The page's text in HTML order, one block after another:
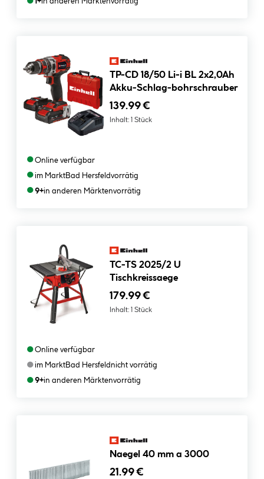
1+ in anderen Märktenvorrätig
TP-CD 18/50 Li-i BL 2x2,0Ah
Akku-Schlag-bohrschrauber
139.99 €
Inhalt: 1 Stück
●Online verfügbar
●im MarktBad Hersfeldvorrätig
●9+in anderen Märktenvorrätig
TC-TS 2025/2 U
Tischkreissaege
179.99 €
Inhalt: 1 Stück
●Online verfügbar
●im MarktBad Hersfeldnicht vorrätig
●9+in anderen Märktenvorrätig
Naegel 40 mm a 3000
21.99 €